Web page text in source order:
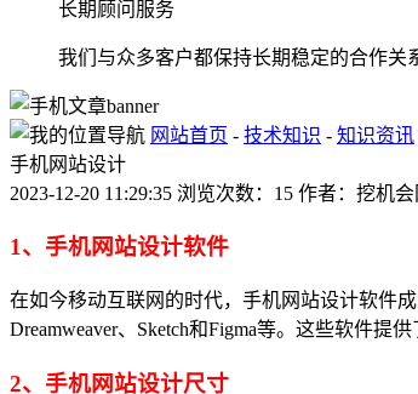
长期顾问服务
我们与众多客户都保持长期稳定的合作
网站首页 - 技术知识 - 知识资讯
手机网站设计
2023-12-20 11:29:35 浏览次数：15 作者：挖机
1、手机网站设计软件
在如今移动互联网的时代，手机网站设计软件
Dreamweaver、Sketch和Figma等。这些软件
2、手机网站设计尺寸